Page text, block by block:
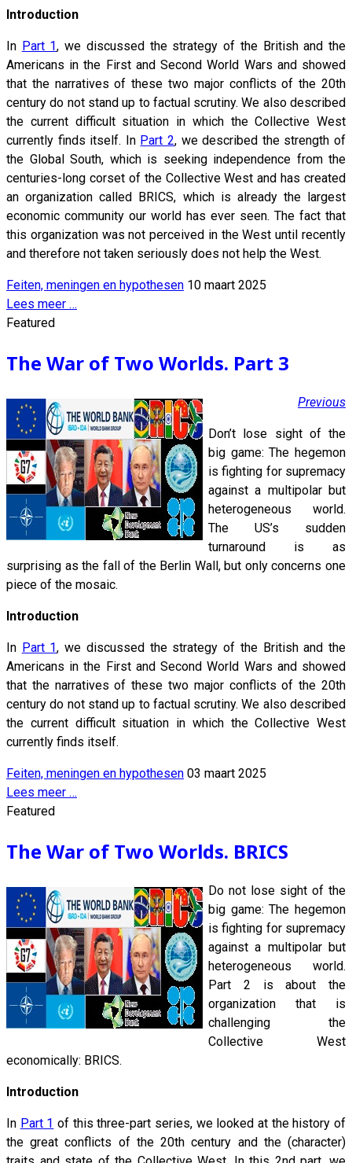
Introduction
In Part 1, we discussed the strategy of the British and the
Americans in the First and Second World Wars and showed
that the narratives of these two major conflicts of the 20th
century do not stand up to factual scrutiny. We also described
the current difficult situation in which the Collective West
currently finds itself. In Part 2, we described the strength of
the Global South, which is seeking independence from the
centuries-long corset of the Collective West and has created
an organization called BRICS, which is already the largest
economic community our world has ever seen. The fact that
this organization was not perceived in the West until recently
and therefore not taken seriously does not help the West.
Feiten, meningen en hypothesen 10 maart 2025
Lees meer …
Featured
The War of Two Worlds. Part 3
Previous
Don’t lose sight of the
big game: The hegemon
is fighting for supremacy
against a multipolar but
heterogeneous world.
The US’s sudden
turnaround is as
surprising as the fall of the Berlin Wall, but only concerns one
piece of the mosaic.
Introduction
In Part 1, we discussed the strategy of the British and the
Americans in the First and Second World Wars and showed
that the narratives of these two major conflicts of the 20th
century do not stand up to factual scrutiny. We also described
the current difficult situation in which the Collective West
currently finds itself.
Feiten, meningen en hypothesen 03 maart 2025
Lees meer …
Featured
The War of Two Worlds. BRICS
Do not lose sight of the
big game: The hegemon
is fighting for supremacy
against a multipolar but
heterogeneous world.
Part 2 is about the
organization that is
challenging the
Collective West
economically: BRICS.
Introduction
In Part 1 of this three-part series, we looked at the history of
the great conflicts of the 20th century and the (character)